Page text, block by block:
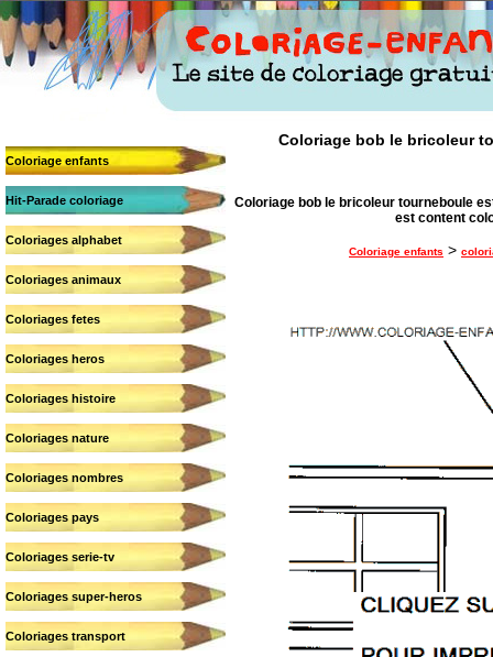
Coloriage enfants
Hit-Parade coloriage
Coloriages alphabet
Coloriages animaux
Coloriages fetes
Coloriages heros
Coloriages histoire
Coloriages nature
Coloriages nombres
Coloriages pays
Coloriages serie-tv
Coloriages super-heros
Coloriages transport
Coloriage bob le bricoleur
Coloriage bob le bricoleur tourneboule
est content
Coloriage enfants >